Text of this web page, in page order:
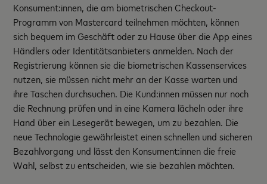
Konsument:innen, die am biometrischen Checkout-
Programm von Mastercard teilnehmen möchten, können
sich bequem im Geschäft oder zu Hause über die App eines
Händlers oder Identitätsanbieters anmelden. Nach der
Registrierung können sie die biometrischen Kassenservices
nutzen, sie müssen nicht mehr an der Kasse warten und
ihre Taschen durchsuchen. Die Kund:innen müssen nur noch
die Rechnung prüfen und in eine Kamera lächeln oder ihre
Hand über ein Lesegerät bewegen, um zu bezahlen. Die
neue Technologie gewährleistet einen schnellen und sicheren
Bezahlvorgang und lässt den Konsument:innen die freie
Wahl, selbst zu entscheiden, wie sie bezahlen möchten.